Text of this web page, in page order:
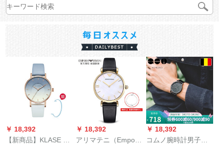
￥ 18,392
【新商品】KLASE 14
￥ 18,392
アリマテニ（Empor
￥ 18,392
コムノ腕時計男子学